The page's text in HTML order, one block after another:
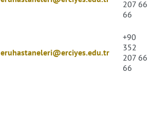
207 66
66
eruhastaneleri@erciyes.edu.tr
+90
352
207 66
66